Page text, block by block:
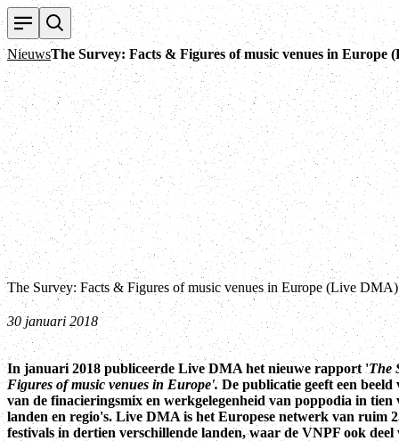
NieuwsThe Survey: Facts & Figures of music venues in Europe
The Survey: Facts & Figures of music venues in Europe (Live DMA)
30 januari 2018
In januari 2018 publiceerde Live DMA het nieuwe rapport 'The
Figures of music venues in Europe'. De publicatie geeft een
van de finacieringsmix en werkgelegenheid van poppodia in tien
landen en regio's. Live DMA is het Europese netwerk van ruim
festivals in dertien verschillende landen, waar de VNPF ook